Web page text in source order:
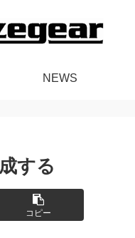
NEWS
する
コピー